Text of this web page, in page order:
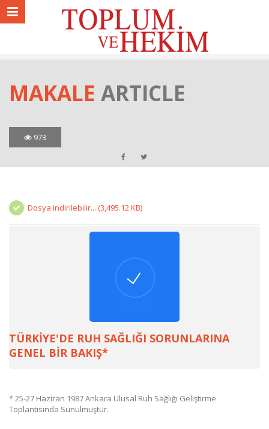
MAKALE ARTICLE
973
Dosya indirilebilir... (3,495.12 KB)
TÜRKİYE'DE RUH SAĞLIĞI SORUNLARINA
GENEL BİR BAKIŞ*
* 25-27 Haziran 1987 Ankara Ulusal Ruh Sağlığı Geliştirme
Toplantısında Sunulmuştur.